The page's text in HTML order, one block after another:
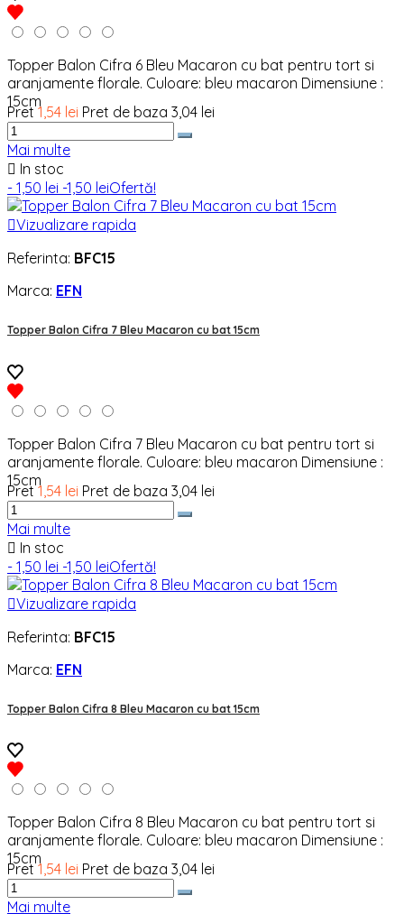
Topper Balon Cifra 6 Bleu Macaron cu bat pentru tort si
aranjamente florale. Culoare: bleu macaron Dimensiune :
15cm
Pret 1,54 lei Pret de baza 3,04 lei
Mai multe
 In stoc
- 1,50 lei -1,50 leiOfertă!
Vizualizare rapida
Referinta: BFC15
Marca: EFN
Topper Balon Cifra 7 Bleu Macaron cu bat 15cm
Topper Balon Cifra 7 Bleu Macaron cu bat pentru tort si
aranjamente florale. Culoare: bleu macaron Dimensiune :
15cm
Pret 1,54 lei Pret de baza 3,04 lei
Mai multe
 In stoc
- 1,50 lei -1,50 leiOfertă!
Vizualizare rapida
Referinta: BFC15
Marca: EFN
Topper Balon Cifra 8 Bleu Macaron cu bat 15cm
Topper Balon Cifra 8 Bleu Macaron cu bat pentru tort si
aranjamente florale. Culoare: bleu macaron Dimensiune :
15cm
Pret 1,54 lei Pret de baza 3,04 lei
Mai multe